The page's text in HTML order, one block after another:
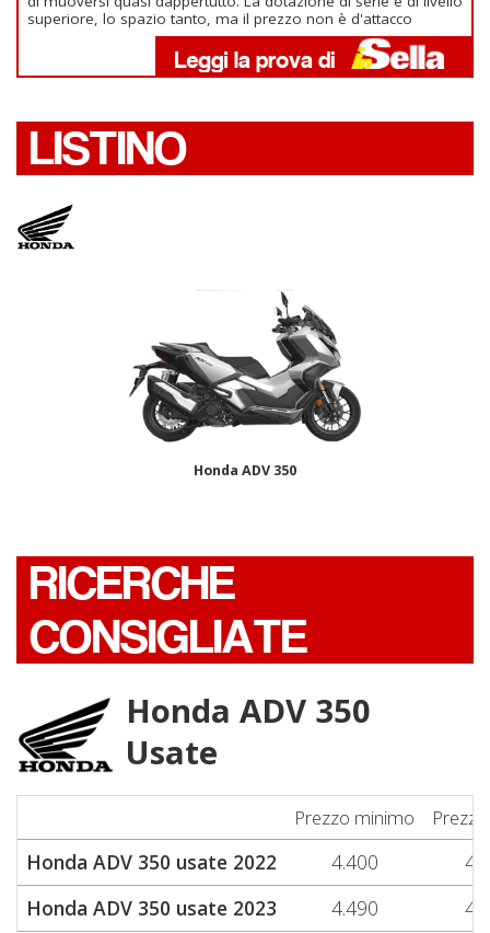
superiore, lo spazio tanto, ma il prezzo non è d'attacco
LISTINO
Honda ADV 350
RICERCHE
CONSIGLIATE
Honda ADV 350
Usate
Prezzo minimo
Honda ADV 350 usate 2022 4.400
Honda ADV 350 usate 2023
4.490